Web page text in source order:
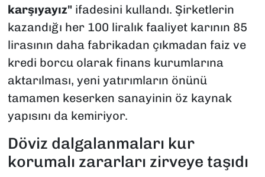
karşıyayız"ifadesini kullandı. Şirketlerin
kazandığı her 100 liralık faaliyet karının 85
lirasının daha fabrikadan çıkmadan faiz ve
kredi borcu olarak finans kurumlarına
aktarılması, yeni yatırımların önünü
tamamen keserken sanayinin öz kaynak
yapısını da kemiriyor.
Döviz dalgalanmaları kur
korumalı zararları zirveye taşıdı